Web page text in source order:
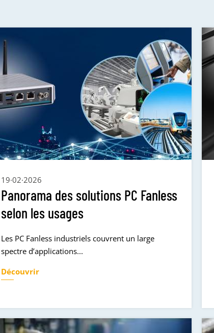
19·02·2026
Panorama des solutions PC Fanless
selon les usages
Les PC Fanless industriels couvrent un large
spectre d’applications...
Découvrir